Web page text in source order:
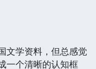
文学资料，但总感觉
一个清晰的认知框